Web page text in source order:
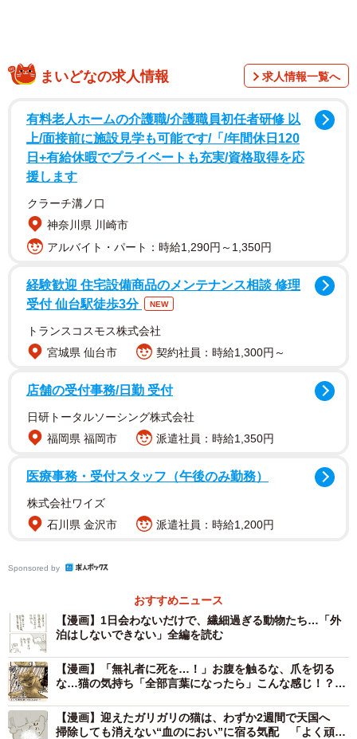
猫やヤギに囲まれて暮らすくるねこ大和さんは、仕事の都
合で10年以上ぶりに外泊をすることに。朝、動物たちのお
世話をしてから出発し、翌日の夜に帰宅しました。する
と、家に帰ったくるねこ大和さんを見る猫の表情がいつも
2/19
猫の胡ねこ丸に顔を忘れられる（くるねこ大和さん提供）
まいどなの求人情報 求人情報一覧へ
有料老人ホームの介護職/介護職員初任者研修 以
上/面接前に施設見学も可能です/「/年間休日120
日+有給休暇でプライベートも充実/資格取得を応
援します
クラーチ溝ノ口
神奈川県 川崎市
アルバイト・パート：時給1,290円～1,350円
経験歓迎 住宅設備商品のメンテナンス相談 修理
受付 仙台駅徒歩3分
NEW
トランスコスモス株式会社
宮城県 仙台市
契約社員：時給1,300円～
店舗の受付事務/日勤 受付
日研トータルソーシング株式会社
福岡県 福岡市
派遣社員：時給1,350円
医療事務・受付スタッフ（午後のみ勤務）
株式会社ワイズ
石川県 金沢市
派遣社員：時給1,200円
Sponsored by
おすすめニュース
【漫画】1日会わないだけで、繊細過ぎる動物たち…「外
泊はしないできない」全編を読む
【漫画】「無礼者に死を…！」お腹を触るな、爪を切る
な…猫の気持ち「全部言葉になったら」こんな感じ！？
【漫画】迎えたガリガリの猫は、わずか2週間で天国へ
掃除しても消えない“血のにおい”に宿る気配 「よく頑張